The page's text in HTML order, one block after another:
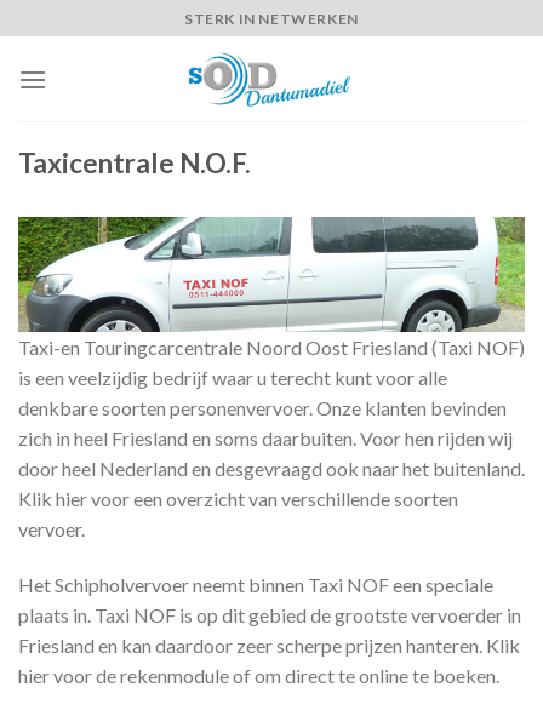
to
content
STERK IN NETWERKEN
Taxicentrale N.O.F.
Taxi-en Touringcarcentrale Noord Oost Friesland (Taxi NOF)
is een veelzijdig bedrijf waar u terecht kunt voor alle
denkbare soorten personenvervoer. Onze klanten bevinden
zich in heel Friesland en soms daarbuiten. Voor hen rijden wij
door heel Nederland en desgevraagd ook naar het buitenland.
Klik hier voor een overzicht van verschillende soorten
vervoer.
Het Schipholvervoer neemt binnen Taxi NOF een speciale
plaats in. Taxi NOF is op dit gebied de grootste vervoerder in
Friesland en kan daardoor zeer scherpe prijzen hanteren. Klik
hier voor de rekenmodule of om direct te online te boeken.